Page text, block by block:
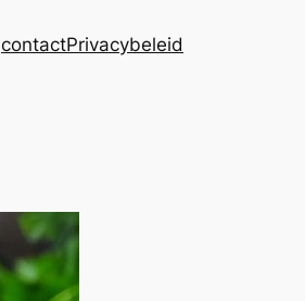
contactPrivacybeleid